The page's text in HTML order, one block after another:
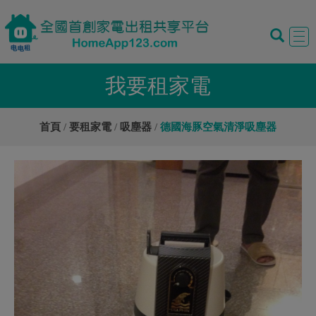
我要租家電
首頁 要租家電 吸塵器 德國海豚空氣清淨吸塵器